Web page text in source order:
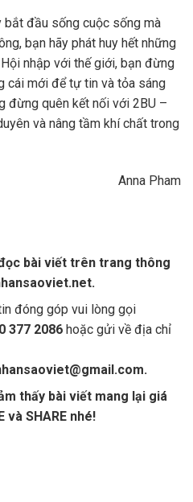
bắt đầu sống cuộc sống mà
bạn hãy phát huy hết những
nhập với thế giới, bạn đừng
cái mới để tự tin và tỏa sáng
đừng quên kết nối với 2BU –
và nâng tầm khí chất trong
Anna Pham
bài viết trên trang thông
đóng góp vui lòng gọi
377 2086 hoặc gửi về địa chỉ
thấy bài viết mang lại giá
và SHARE nhé!